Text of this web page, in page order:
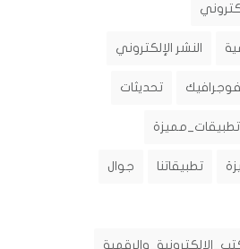
النشر الإلكتروني
تحديثات
تطبيقات_مميزة
تطبيقاتنا جوال